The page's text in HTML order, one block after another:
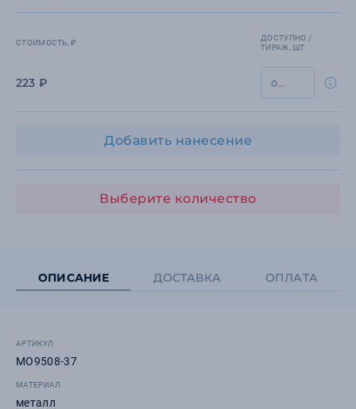
СТОИМОСТЬ, ₽
ДОСТУПНО /
ТИРАЖ, ШТ
223 ₽
Добавить нанесение
Выберите количество
ОПИСАНИЕ ДОСТАВКА ОПЛАТА
АРТИКУЛ
MO9508-37
МАТЕРИАЛ
металл